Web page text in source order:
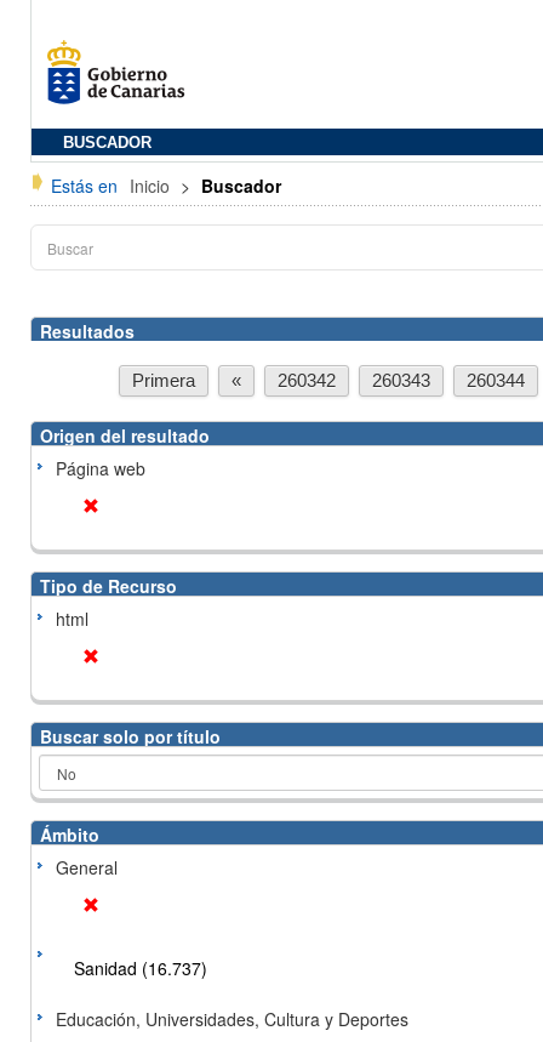
BUSCADOR
Estás en Inicio > Buscador
Resultados
Primera « 260342 260343 260344
Origen del resultado
Página web
Tipo de Recurso
html
Buscar solo por título
Ámbito
General
Sanidad (16.737)
Educación, Universidades, Cultura y Deportes